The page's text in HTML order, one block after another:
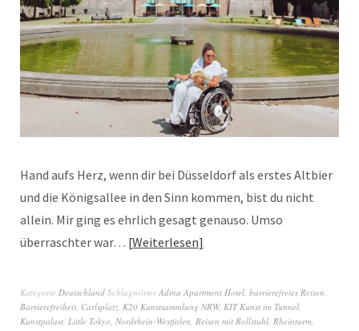
Hand aufs Herz, wenn dir bei Düsseldorf als erstes Altbier
und die Königsallee in den Sinn kommen, bist du nicht
allein. Mir ging es ehrlich gesagt genauso. Umso
überraschter war… Weiterlesen
Kategorie Deutschland SchlagwörterAdina Apartment Hotel, barrierefreies Reisen,
Barrierefreiheit, Carlsplatz, K20 Kunstsammlung NRW, KIT Kunst im Tunnel,
Kunstpalast, Little Tokyo, Nordrhein-Westfalen, Reisen mit Rollstuhl, Rheinturm,